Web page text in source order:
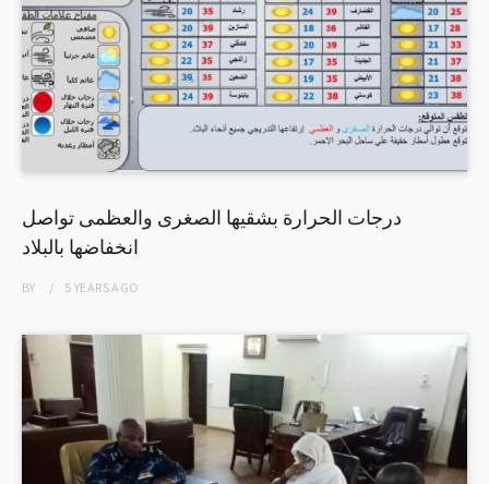
درجات الحرارة بشقيها الصغرى والعظمى تواصل
انخفاضها بالبلاد
BY 5 YEARSAGO